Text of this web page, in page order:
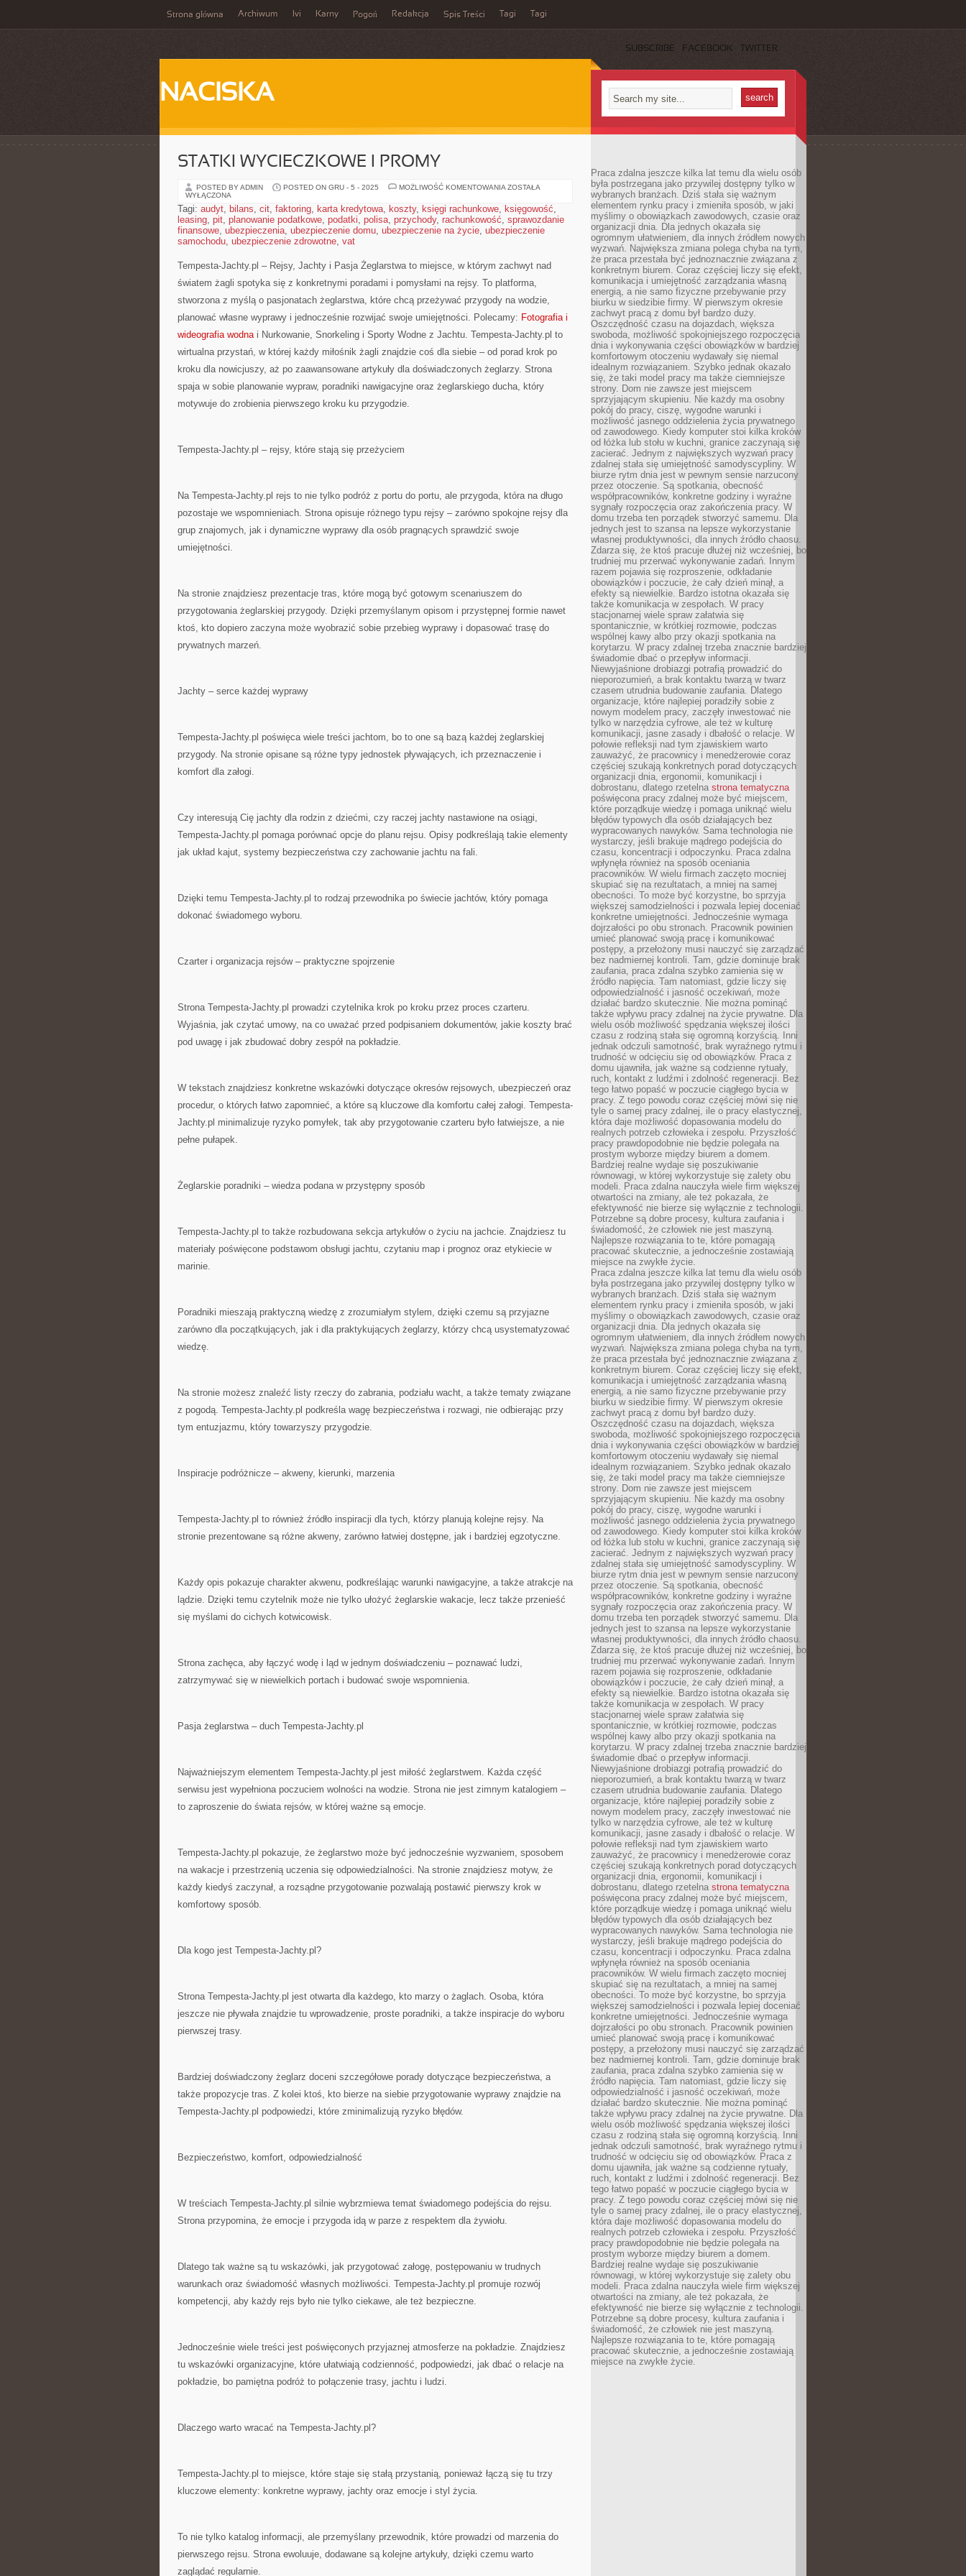
Strona główna Archiwum Ivi Karny Pogoń Redakcja Spis Treści Tagi Tagi
SUBSCRIBE FACEBOOK TWITTER
NACISKA
STATKI WYCIECZKOWE I PROMY
POSTED BY ADMIN POSTED ON GRU - 5 - 2025 MOŻLIWOŚĆ KOMENTOWANIA STATKI
PROMY
ZOSTAŁA
WYŁĄCZONA
Tagi: audyt, bilans, cit, faktoring, karta kredytowa, koszty, księgi rachunkowe, księgowość,
leasing, pit, planowanie podatkowe, podatki, polisa, przychody, rachunkowość, sprawozdanie
finansowe, ubezpieczenia, ubezpieczenie domu, ubezpieczenie na życie, ubezpieczenie
samochodu, ubezpieczenie zdrowotne, vat
Tempesta-Jachty.pl – Rejsy, Jachty i Pasja Żeglarstwa to miejsce, w którym zachwyt nad
światem żagli spotyka się z konkretnymi poradami i pomysłami na rejsy. To platforma,
stworzona z myślą o pasjonatach żeglarstwa, które chcą przeżywać przygody na wodzie,
planować własne wyprawy i jednocześnie rozwijać swoje umiejętności. Polecamy: Fotografia i
wideografia wodnai Nurkowanie, Snorkeling i Sporty Wodne z Jachtu. Tempesta-Jachty.pl to
wirtualna przystań, w której każdy miłośnik żagli znajdzie coś dla siebie – od porad krok po
kroku dla nowicjuszy, aż po zaawansowane artykuły dla doświadczonych żeglarzy. Strona
spaja w sobie planowanie wypraw, poradniki nawigacyjne oraz żeglarskiego ducha, który
motywuje do zrobienia pierwszego kroku ku przygodzie.
Tempesta-Jachty.pl – rejsy, które stają się przeżyciem
Na Tempesta-Jachty.pl rejs to nie tylko podróż z portu do portu, ale przygoda, która na długo
pozostaje we wspomnieniach. Strona opisuje różnego typu rejsy – zarówno spokojne rejsy dla
grup znajomych, jak i dynamiczne wyprawy dla osób pragnących sprawdzić swoje
umiejętności.
Na stronie znajdziesz prezentacje tras, które mogą być gotowym scenariuszem do
przygotowania żeglarskiej przygody. Dzięki przemyślanym opisom i przystępnej formie nawet
ktoś, kto dopiero zaczyna może wyobrazić sobie przebieg wyprawy i dopasować trasę do
prywatnych marzeń.
Jachty – serce każdej wyprawy
Tempesta-Jachty.pl poświęca wiele treści jachtom, bo to one są bazą każdej żeglarskiej
przygody. Na stronie opisane są różne typy jednostek pływających, ich przeznaczenie i
komfort dla załogi.
Czy interesują Cię jachty dla rodzin z dziećmi, czy raczej jachty nastawione na osiągi,
Tempesta-Jachty.pl pomaga porównać opcje do planu rejsu. Opisy podkreślają takie elementy
jak układ kajut, systemy bezpieczeństwa czy zachowanie jachtu na fali.
Dzięki temu Tempesta-Jachty.pl to rodzaj przewodnika po świecie jachtów, który pomaga
dokonać świadomego wyboru.
Czarter i organizacja rejsów – praktyczne spojrzenie
Strona Tempesta-Jachty.pl prowadzi czytelnika krok po kroku przez proces czarteru.
Wyjaśnia, jak czytać umowy, na co uważać przed podpisaniem dokumentów, jakie koszty brać
pod uwagę i jak zbudować dobry zespół na pokładzie.
W tekstach znajdziesz konkretne wskazówki dotyczące okresów rejsowych, ubezpieczeń oraz
procedur, o których łatwo zapomnieć, a które są kluczowe dla komfortu całej załogi. Tempesta-
Jachty.pl minimalizuje ryzyko pomyłek, tak aby przygotowanie czarteru było łatwiejsze, a nie
pełne pułapek.
Żeglarskie poradniki – wiedza podana w przystępny sposób
Tempesta-Jachty.pl to także rozbudowana sekcja artykułów o życiu na jachcie. Znajdziesz tu
materiały poświęcone podstawom obsługi jachtu, czytaniu map i prognoz oraz etykiecie w
marinie.
Poradniki mieszają praktyczną wiedzę z zrozumiałym stylem, dzięki czemu są przyjazne
zarówno dla początkujących, jak i dla praktykujących żeglarzy, którzy chcą usystematyzować
wiedzę.
Na stronie możesz znaleźć listy rzeczy do zabrania, podziału wacht, a także tematy związane
z pogodą. Tempesta-Jachty.pl podkreśla wagę bezpieczeństwa i rozwagi, nie odbierając przy
tym entuzjazmu, który towarzyszy przygodzie.
Inspiracje podróżnicze – akweny, kierunki, marzenia
Tempesta-Jachty.pl to również źródło inspiracji dla tych, którzy planują kolejne rejsy. Na
stronie prezentowane są różne akweny, zarówno łatwiej dostępne, jak i bardziej egzotyczne.
Każdy opis pokazuje charakter akwenu, podkreślając warunki nawigacyjne, a także atrakcje na
lądzie. Dzięki temu czytelnik może nie tylko ułożyć żeglarskie wakacje, lecz także przenieść
się myślami do cichych kotwicowisk.
Strona zachęca, aby łączyć wodę i ląd w jednym doświadczeniu – poznawać ludzi,
zatrzymywać się w niewielkich portach i budować swoje wspomnienia.
Pasja żeglarstwa – duch Tempesta-Jachty.pl
Najważniejszym elementem Tempesta-Jachty.pl jest miłość żeglarstwem. Każda część
serwisu jest wypełniona poczuciem wolności na wodzie. Strona nie jest zimnym katalogiem –
to zaproszenie do świata rejsów, w której ważne są emocje.
Tempesta-Jachty.pl pokazuje, że żeglarstwo może być jednocześnie wyzwaniem, sposobem
na wakacje i przestrzenią uczenia się odpowiedzialności. Na stronie znajdziesz motyw, że
każdy kiedyś zaczynał, a rozsądne przygotowanie pozwalają postawić pierwszy krok w
komfortowy sposób.
Dla kogo jest Tempesta-Jachty.pl?
Strona Tempesta-Jachty.pl jest otwarta dla każdego, kto marzy o żaglach. Osoba, która
jeszcze nie pływała znajdzie tu wprowadzenie, proste poradniki, a także inspiracje do wyboru
pierwszej trasy.
Bardziej doświadczony żeglarz doceni szczegółowe porady dotyczące bezpieczeństwa, a
także propozycje tras. Z kolei ktoś, kto bierze na siebie przygotowanie wyprawy znajdzie na
Tempesta-Jachty.pl podpowiedzi, które zminimalizują ryzyko błędów.
Bezpieczeństwo, komfort, odpowiedzialność
W treściach Tempesta-Jachty.pl silnie wybrzmiewa temat świadomego podejścia do rejsu.
Strona przypomina, że emocje i przygoda idą w parze z respektem dla żywiołu.
Dlatego tak ważne są tu wskazówki, jak przygotować załogę, postępowaniu w trudnych
warunkach oraz świadomość własnych możliwości. Tempesta-Jachty.pl promuje rozwój
kompetencji, aby każdy rejs było nie tylko ciekawe, ale też bezpieczne.
Jednocześnie wiele treści jest poświęconych przyjaznej atmosferze na pokładzie. Znajdziesz
tu wskazówki organizacyjne, które ułatwiają codzienność, podpowiedzi, jak dbać o relacje na
pokładzie, bo pamiętna podróż to połączenie trasy, jachtu i ludzi.
Dlaczego warto wracać na Tempesta-Jachty.pl?
Tempesta-Jachty.pl to miejsce, które staje się stałą przystanią, ponieważ łączą się tu trzy
kluczowe elementy: konkretne wyprawy, jachty oraz emocje i styl życia.
To nie tylko katalog informacji, ale przemyślany przewodnik, które prowadzi od marzenia do
pierwszego rejsu. Strona ewoluuje, dodawane są kolejne artykuły, dzięki czemu warto
zaglądać regularnie.
Praca zdalna jeszcze kilka lat temu dla wielu osób
była postrzegana jako przywilej dostępny tylko w
wybranych branżach. Dziś stała się ważnym
elementem rynku pracy i zmieniła sposób, w jaki
myślimy o obowiązkach zawodowych, czasie oraz
organizacji dnia. Dla jednych okazała się
ogromnym ułatwieniem, dla innych źródłem nowych
wyzwań. Największa zmiana polega chyba na tym,
że praca przestała być jednoznacznie związana z
konkretnym biurem. Coraz częściej liczy się efekt,
komunikacja i umiejętność zarządzania własną
energią, a nie samo fizyczne przebywanie przy
biurku w siedzibie firmy. W pierwszym okresie
zachwyt pracą z domu był bardzo duży.
Oszczędność czasu na dojazdach, większa
swoboda, możliwość spokojniejszego rozpoczęcia
dnia i wykonywania części obowiązków w bardziej
komfortowym otoczeniu wydawały się niemal
idealnym rozwiązaniem. Szybko jednak okazało
się, że taki model pracy ma także ciemniejsze
strony. Dom nie zawsze jest miejscem
sprzyjającym skupieniu. Nie każdy ma osobny
pokój do pracy, ciszę, wygodne warunki i
możliwość jasnego oddzielenia życia prywatnego
od zawodowego. Kiedy komputer stoi kilka kroków
od łóżka lub stołu w kuchni, granice zaczynają się
zacierać. Jednym z największych wyzwań pracy
zdalnej stała się umiejętność samodyscypliny. W
biurze rytm dnia jest w pewnym sensie narzucony
przez otoczenie. Są spotkania, obecność
współpracowników, konkretne godziny i wyraźne
sygnały rozpoczęcia oraz zakończenia pracy. W
domu trzeba ten porządek stworzyć samemu. Dla
jednych jest to szansa na lepsze wykorzystanie
własnej produktywności, dla innych źródło chaosu.
Zdarza się, że ktoś pracuje dłużej niż wcześniej, bo
trudniej mu przerwać wykonywanie zadań. Innym
razem pojawia się rozproszenie, odkładanie
obowiązków i poczucie, że cały dzień minął, a
efekty są niewielkie. Bardzo istotna okazała się
także komunikacja w zespołach. W pracy
stacjonarnej wiele spraw załatwia się
spontanicznie, w krótkiej rozmowie, podczas
wspólnej kawy albo przy okazji spotkania na
korytarzu. W pracy zdalnej trzeba znacznie bardziej
świadomie dbać o przepływ informacji.
Niewyjaśnione drobiazgi potrafią prowadzić do
nieporozumień, a brak kontaktu twarzą w twarz
czasem utrudnia budowanie zaufania. Dlatego
organizacje, które najlepiej poradziły sobie z
nowym modelem pracy, zaczęły inwestować nie
tylko w narzędzia cyfrowe, ale też w kulturę
komunikacji, jasne zasady i dbałość o relacje. W
połowie refleksji nad tym zjawiskiem warto
zauważyć, że pracownicy i menedżerowie coraz
częściej szukają konkretnych porad dotyczących
organizacji dnia, ergonomii, komunikacji i
dobrostanu, dlatego rzetelna strona tematyczna
poświęcona pracy zdalnej może być miejscem,
które porządkuje wiedzę i pomaga uniknąć wielu
błędów typowych dla osób działających bez
wypracowanych nawyków. Sama technologia nie
wystarczy, jeśli brakuje mądrego podejścia do
czasu, koncentracji i odpoczynku. Praca zdalna
wpłynęła również na sposób oceniania
pracowników. W wielu firmach zaczęto mocniej
skupiać się na rezultatach, a mniej na samej
obecności. To może być korzystne, bo sprzyja
większej samodzielności i pozwala lepiej doceniać
konkretne umiejętności. Jednocześnie wymaga
dojrzałości po obu stronach. Pracownik powinien
umieć planować swoją pracę i komunikować
postępy, a przełożony musi nauczyć się zarządzać
bez nadmiernej kontroli. Tam, gdzie dominuje brak
zaufania, praca zdalna szybko zamienia się w
źródło napięcia. Tam natomiast, gdzie liczy się
odpowiedzialność i jasność oczekiwań, może
działać bardzo skutecznie. Nie można pominąć
także wpływu pracy zdalnej na życie prywatne. Dla
wielu osób możliwość spędzania większej ilości
czasu z rodziną stała się ogromną korzyścią. Inni
jednak odczuli samotność, brak wyraźnego rytmu i
trudność w odcięciu się od obowiązków. Praca z
domu ujawniła, jak ważne są codzienne rytuały,
ruch, kontakt z ludźmi i zdolność regeneracji. Bez
tego łatwo popaść w poczucie ciągłego bycia w
pracy. Z tego powodu coraz częściej mówi się nie
tyle o samej pracy zdalnej, ile o pracy elastycznej,
która daje możliwość dopasowania modelu do
realnych potrzeb człowieka i zespołu. Przyszłość
pracy prawdopodobnie nie będzie polegała na
prostym wyborze między biurem a domem.
Bardziej realne wydaje się poszukiwanie
równowagi, w której wykorzystuje się zalety obu
modeli. Praca zdalna nauczyła wiele firm większej
otwartości na zmiany, ale też pokazała, że
efektywność nie bierze się wyłącznie z technologii.
Potrzebne są dobre procesy, kultura zaufania i
świadomość, że człowiek nie jest maszyną.
Najlepsze rozwiązania to te, które pomagają
pracować skutecznie, a jednocześnie zostawiają
miejsce na zwykłe życie.
Praca zdalna jeszcze kilka lat temu dla wielu osób
była postrzegana jako przywilej dostępny tylko w
wybranych branżach. Dziś stała się ważnym
elementem rynku pracy i zmieniła sposób, w jaki
myślimy o obowiązkach zawodowych, czasie oraz
organizacji dnia. Dla jednych okazała się
ogromnym ułatwieniem, dla innych źródłem nowych
wyzwań. Największa zmiana polega chyba na tym,
że praca przestała być jednoznacznie związana z
konkretnym biurem. Coraz częściej liczy się efekt,
komunikacja i umiejętność zarządzania własną
energią, a nie samo fizyczne przebywanie przy
biurku w siedzibie firmy. W pierwszym okresie
zachwyt pracą z domu był bardzo duży.
Oszczędność czasu na dojazdach, większa
swoboda, możliwość spokojniejszego rozpoczęcia
dnia i wykonywania części obowiązków w bardziej
komfortowym otoczeniu wydawały się niemal
idealnym rozwiązaniem. Szybko jednak okazało
się, że taki model pracy ma także ciemniejsze
strony. Dom nie zawsze jest miejscem
sprzyjającym skupieniu. Nie każdy ma osobny
pokój do pracy, ciszę, wygodne warunki i
możliwość jasnego oddzielenia życia prywatnego
od zawodowego. Kiedy komputer stoi kilka kroków
od łóżka lub stołu w kuchni, granice zaczynają się
zacierać. Jednym z największych wyzwań pracy
zdalnej stała się umiejętność samodyscypliny. W
biurze rytm dnia jest w pewnym sensie narzucony
przez otoczenie. Są spotkania, obecność
współpracowników, konkretne godziny i wyraźne
sygnały rozpoczęcia oraz zakończenia pracy. W
domu trzeba ten porządek stworzyć samemu. Dla
jednych jest to szansa na lepsze wykorzystanie
własnej produktywności, dla innych źródło chaosu.
Zdarza się, że ktoś pracuje dłużej niż wcześniej, bo
trudniej mu przerwać wykonywanie zadań. Innym
razem pojawia się rozproszenie, odkładanie
obowiązków i poczucie, że cały dzień minął, a
efekty są niewielkie. Bardzo istotna okazała się
także komunikacja w zespołach. W pracy
stacjonarnej wiele spraw załatwia się
spontanicznie, w krótkiej rozmowie, podczas
wspólnej kawy albo przy okazji spotkania na
korytarzu. W pracy zdalnej trzeba znacznie bardziej
świadomie dbać o przepływ informacji.
Niewyjaśnione drobiazgi potrafią prowadzić do
nieporozumień, a brak kontaktu twarzą w twarz
czasem utrudnia budowanie zaufania. Dlatego
organizacje, które najlepiej poradziły sobie z
nowym modelem pracy, zaczęły inwestować nie
tylko w narzędzia cyfrowe, ale też w kulturę
komunikacji, jasne zasady i dbałość o relacje. W
połowie refleksji nad tym zjawiskiem warto
zauważyć, że pracownicy i menedżerowie coraz
częściej szukają konkretnych porad dotyczących
organizacji dnia, ergonomii, komunikacji i
dobrostanu, dlatego rzetelna strona tematyczna
poświęcona pracy zdalnej może być miejscem,
które porządkuje wiedzę i pomaga uniknąć wielu
błędów typowych dla osób działających bez
wypracowanych nawyków. Sama technologia nie
wystarczy, jeśli brakuje mądrego podejścia do
czasu, koncentracji i odpoczynku. Praca zdalna
wpłynęła również na sposób oceniania
pracowników. W wielu firmach zaczęto mocniej
skupiać się na rezultatach, a mniej na samej
obecności. To może być korzystne, bo sprzyja
większej samodzielności i pozwala lepiej doceniać
konkretne umiejętności. Jednocześnie wymaga
dojrzałości po obu stronach. Pracownik powinien
umieć planować swoją pracę i komunikować
postępy, a przełożony musi nauczyć się zarządzać
bez nadmiernej kontroli. Tam, gdzie dominuje brak
zaufania, praca zdalna szybko zamienia się w
źródło napięcia. Tam natomiast, gdzie liczy się
odpowiedzialność i jasność oczekiwań, może
działać bardzo skutecznie. Nie można pominąć
także wpływu pracy zdalnej na życie prywatne. Dla
wielu osób możliwość spędzania większej ilości
czasu z rodziną stała się ogromną korzyścią. Inni
jednak odczuli samotność, brak wyraźnego rytmu i
trudność w odcięciu się od obowiązków. Praca z
domu ujawniła, jak ważne są codzienne rytuały,
ruch, kontakt z ludźmi i zdolność regeneracji. Bez
tego łatwo popaść w poczucie ciągłego bycia w
pracy. Z tego powodu coraz częściej mówi się nie
tyle o samej pracy zdalnej, ile o pracy elastycznej,
która daje możliwość dopasowania modelu do
realnych potrzeb człowieka i zespołu. Przyszłość
pracy prawdopodobnie nie będzie polegała na
prostym wyborze między biurem a domem.
Bardziej realne wydaje się poszukiwanie
równowagi, w której wykorzystuje się zalety obu
modeli. Praca zdalna nauczyła wiele firm większej
otwartości na zmiany, ale też pokazała, że
efektywność nie bierze się wyłącznie z technologii.
Potrzebne są dobre procesy, kultura zaufania i
świadomość, że człowiek nie jest maszyną.
Najlepsze rozwiązania to te, które pomagają
pracować skutecznie, a jednocześnie zostawiają
miejsce na zwykłe życie.